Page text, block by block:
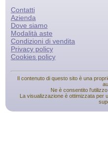
Contatti
Azienda
Dove siamo
Modalità aste
Condizioni di vendita
Privacy policy
Cookies policy
Il contenuto di questo sito è una
Ne è consentito
La visualizzazione è ottimizzata per